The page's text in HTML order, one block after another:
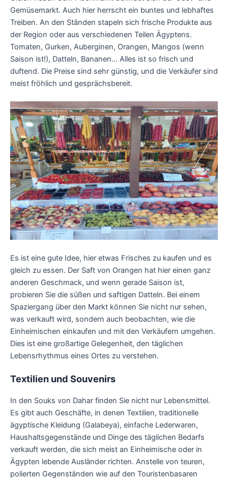
Gemüsemarkt. Auch hier herrscht ein buntes und lebhaftes
Treiben. An den Ständen stapeln sich frische Produkte aus
der Region oder aus verschiedenen Teilen Ägyptens.
Tomaten, Gurken, Auberginen, Orangen, Mangos (wenn
Saison ist!), Datteln, Bananen... Alles ist so frisch und
duftend. Die Preise sind sehr günstig, und die Verkäufer sind
meist fröhlich und gesprächsbereit.
Es ist eine gute Idee, hier etwas Frisches zu kaufen und es
gleich zu essen. Der Saft von Orangen hat hier einen ganz
anderen Geschmack, und wenn gerade Saison ist,
probieren Sie die süßen und saftigen Datteln. Bei einem
Spaziergang über den Markt können Sie nicht nur sehen,
was verkauft wird, sondern auch beobachten, wie die
Einheimischen einkaufen und mit den Verkäufern umgehen.
Dies ist eine großartige Gelegenheit, den täglichen
Lebensrhythmus eines Ortes zu verstehen.
Textilien und Souvenirs
In den Souks von Dahar finden Sie nicht nur Lebensmittel.
Es gibt auch Geschäfte, in denen Textilien, traditionelle
ägyptische Kleidung (Galabeya), einfache Lederwaren,
Haushaltsgegenstände und Dinge des täglichen Bedarfs
verkauft werden, die sich meist an Einheimische oder in
Ägypten lebende Ausländer richten. Anstelle von teuren,
polierten Gegenständen wie auf den Touristenbasaren